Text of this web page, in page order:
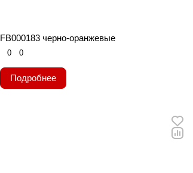
FB000183 черно-оранжевые
0 0
Подробнее